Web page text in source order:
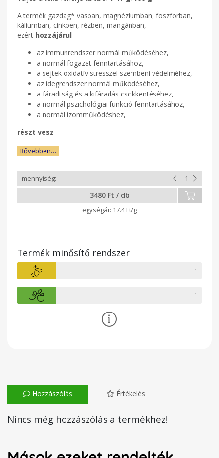
A termék gazdag* vasban, magnéziumban, foszforban,
káliumban, cinkben, rézben, mangánban,
ezért hozzájárul
az immunrendszer normál működéséhez,
a normál fogazat fenntartásához,
a sejtek oxidatív stresszel szembeni védelméhez,
az idegrendszer normál működéséhez,
a fáradtság és a kifáradás csökkentéséhez,
a normál pszichológiai funkció fenntartásához,
a normál izomműködéshez,
részt vesz
Bővebben…
3480 Ft / db
17.4 Ft/g
Termék minősítő rendszer
1
1
Hozzászólás Értékelés
Nincs még hozzászólás a termékhez!